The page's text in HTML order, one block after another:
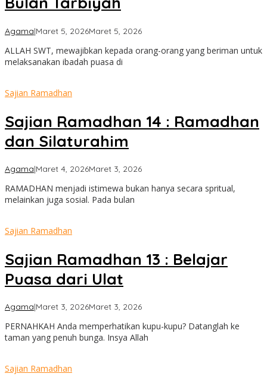
Agama|Maret 5, 2026Maret 5, 2026oleh
ALLAH SWT, mewajibkan kepada orang-orang yang beriman untuk
melaksanakan ibadah puasa di
Sajian Ramadhan
Sajian Ramadhan 14 : Ramadhan
dan Silaturahim
Agama|Maret 4, 2026Maret 3, 2026oleh
RAMADHAN menjadi istimewa bukan hanya secara spritual,
melainkan juga sosial. Pada bulan
Sajian Ramadhan
Sajian Ramadhan 13 : Belajar
Puasa dari Ulat
Agama|Maret 3, 2026Maret 3, 2026oleh
PERNAHKAH Anda memperhatikan kupu-kupu? Datanglah ke
taman yang penuh bunga. Insya Allah
Sajian Ramadhan